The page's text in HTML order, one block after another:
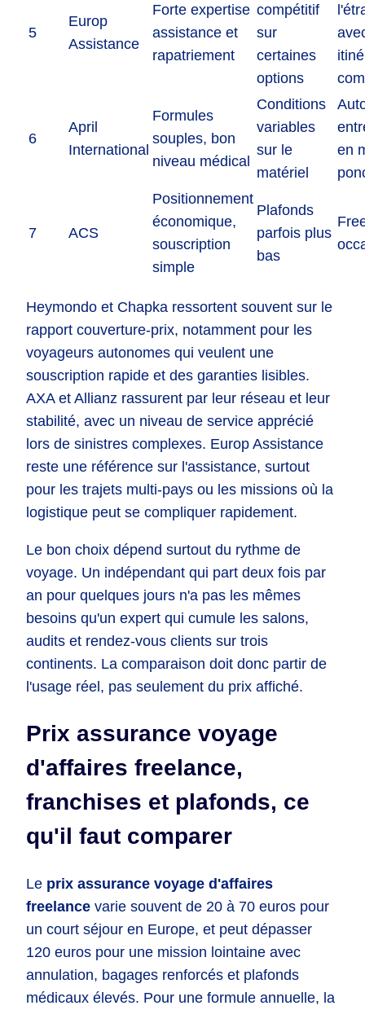
5
Europ
Assistance
Forte expertise
assistance et
rapatriement
compétitif
sur
certaines
options
6
April
International
Formules
souples, bon
niveau médical
Conditions
variables
sur le
matériel
en
7 ACS
Positionnement
économique,
souscription
simple
Plafonds
parfois plus
bas
Heymondo et Chapka ressortent souvent sur le
rapport couverture-prix, notamment pour les
voyageurs autonomes qui veulent une
souscription rapide et des garanties lisibles.
AXA et Allianz rassurent par leur réseau et leur
stabilité, avec un niveau de service apprécié
lors de sinistres complexes. Europ Assistance
reste une référence sur l'assistance, surtout
pour les trajets multi-pays ou les missions où la
logistique peut se compliquer rapidement.
Le bon choix dépend surtout du rythme de
voyage. Un indépendant qui part deux fois par
an pour quelques jours n'a pas les mêmes
besoins qu'un expert qui cumule les salons,
audits et rendez-vous clients sur trois
continents. La comparaison doit donc partir de
l'usage réel, pas seulement du prix affiché.
Prix assurance voyage
d'affaires freelance,
franchises et plafonds, ce
qu'il faut comparer
Le prix assurance voyage d'affaires
freelance varie souvent de 20 à 70 euros pour
un court séjour en Europe, et peut dépasser
120 euros pour une mission lointaine avec
annulation, bagages renforcés et plafonds
médicaux élevés. Pour une formule annuelle, la